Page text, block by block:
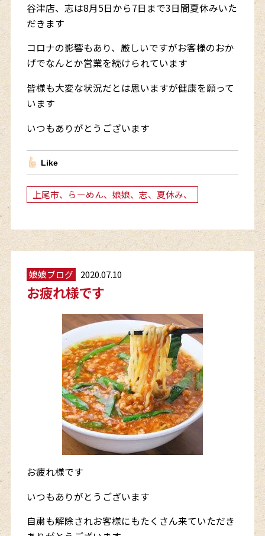
谷津店、志は8月5日から7日まで3日間夏休みいた
だきます
コロナの影響もあり、厳しいですがお客様のおか
げでなんとか営業を続けられています
皆様も大変な状況だとは思いますが健康を願って
います
いつもありがとうございます
Like
上尾市、らーめん、娘娘、志、夏休み、
娘娘ブログ 2020.07.10
お疲れ様です
お疲れ様です
いつもありがとうございます
自粛も解除されお客様にもたくさん来ていただき